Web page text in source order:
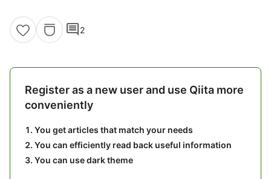
comment2
Register as a new user and use Qiita more
conveniently
You get articles that match your needs
You can efficiently read back useful information
You can use dark theme